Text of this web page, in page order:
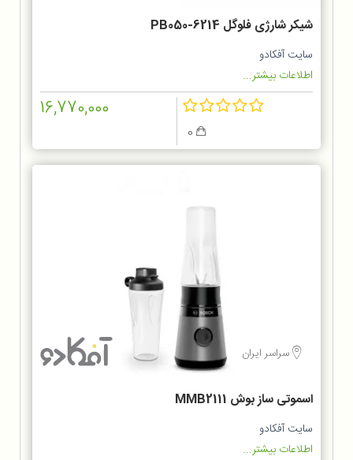
شیکر شارژی فلوگل PB050-6214
سایت آفکادو
اطلاعات بیشتر...
16,770,000
سراسر ایران
اسموتی ساز بوش MMB2111
سایت آفکادو
اطلاعات بیشتر...